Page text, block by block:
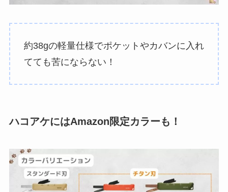
約38gの軽量仕様でポケットやカバンに入れ
てても苦にならない！
ハコアケにはAmazon限定カラーも！